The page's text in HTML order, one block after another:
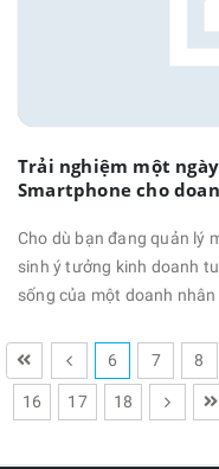
Trải nghiệm một
Smartphone cho
Cho dù bạn đang quản lý
sinh ý tưởng kinh doanh
sống của một doanh
cuộc họp với nhà đầu tư,
hàng và
6 7 8
16 17 18